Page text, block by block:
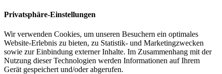
Privatsphäre-Einstellungen
Wir verwenden Cookies, um unseren Besuchern ein optimales
Website-Erlebnis zu bieten, zu Statistik- und Marketingzwecken
sowie zur Einbindung externer Inhalte. Im Zusammenhang mit der
Nutzung dieser Technologien werden Informationen auf Ihrem
Gerät gespeichert und/oder abgerufen.